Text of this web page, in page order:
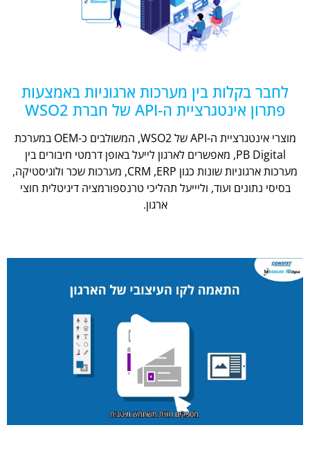
לחבר בקלות בין מערכות ארגוניות באמצעות
פתרון אינטגרציית ה-API של חברת WSO2
מוצרי אינטגרציית ה-API של WSO2, המשולבים כ-OEM במערכת
PB Digital, מאפשרים לארגון לייעל באופן דרמטי חיבורים בין
מערכות ארגוניות שונות כגון CRM ,ERP, מערכות שכר ולוגיסטיקה,
בסיסי נתונים ועוד, וליייעל תהליכי טרנספורמציה דיגיטלית חוצי
ארגון.